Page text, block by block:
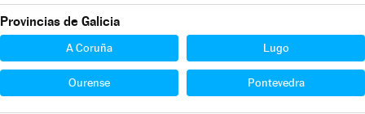
Provincias de Galicia
A Coruña Lugo
Ourense Pontevedra